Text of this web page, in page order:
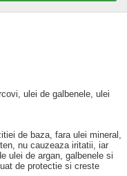
ulei de galbenele, ulei
de baza, fara ulei mineral,
nu cauzeaza iritatii, iar
ulei de argan, galbenele si
de protectie si creste